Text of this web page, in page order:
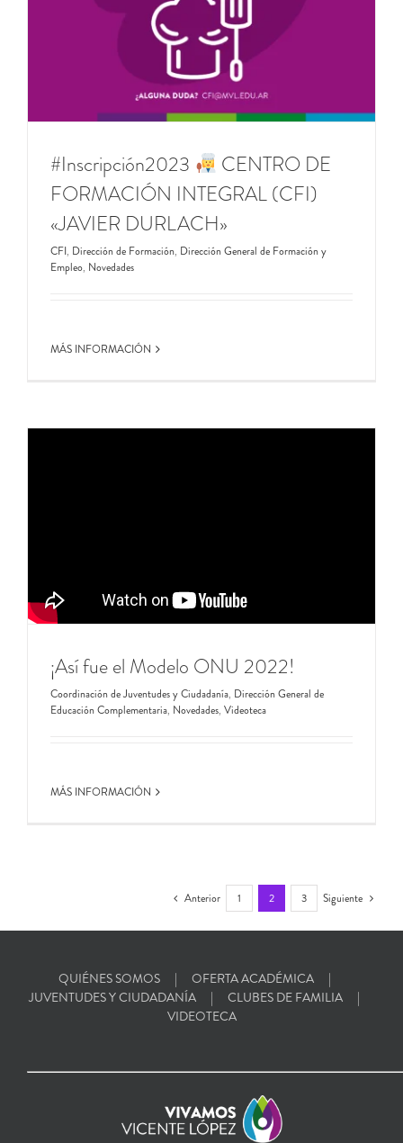
#Inscripción2023
CENTRO DE
FORMACIÓN INTEGRAL (CFI)
«JAVIER DURLACH»
CFI, Dirección de Formación, Dirección General de Formación y
Empleo, Novedades
MÁS INFORMACIÓN
¡Así fue el Modelo ONU 2022!
Coordinación de Juventudes y Ciudadanía, Dirección General de
Educación Complementaria, Novedades, Videoteca
MÁS INFORMACIÓN
Anterior 1 2 3 Siguiente
QUIÉNES SOMOS
OFERTA ACADÉMICA
JUVENTUDES Y CIUDADANÍA
CLUBES DE FAMILIA
VIDEOTECA